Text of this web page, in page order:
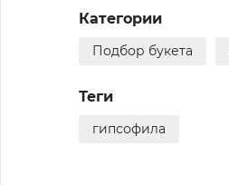
Категории
Подбор букета
Теги
гипсофила